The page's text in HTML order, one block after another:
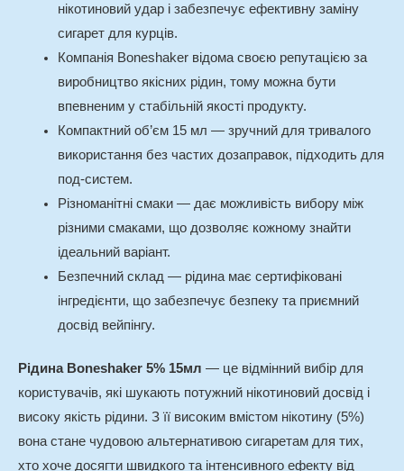
нікотиновий удар і забезпечує ефективну заміну
сигарет для курців.
Компанія Boneshaker відома своєю репутацією за
виробництво якісних рідин, тому можна бути
впевненим у стабільній якості продукту.
Компактний об’єм 15 мл — зручний для тривалого
використання без частих дозаправок, підходить для
под-систем.
Різноманітні смаки — дає можливість вибору між
різними смаками, що дозволяє кожному знайти
ідеальний варіант.
Безпечний склад — рідина має сертифіковані
інгредієнти, що забезпечує безпеку та приємний
досвід вейпінгу.
Рідина Boneshaker 5% 15мл — це відмінний вибір для
користувачів, які шукають потужний нікотиновий досвід і
високу якість рідини. З її високим вмістом нікотину (5%)
вона стане чудовою альтернативою сигаретам для тих,
хто хоче досягти швидкого та інтенсивного ефекту від